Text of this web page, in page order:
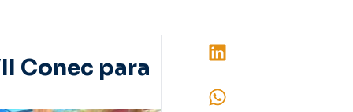
Conec para